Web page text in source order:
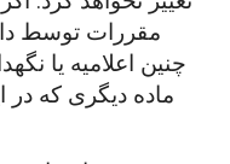
مقررات توسط
چنین اعلامیه یا
ماده دیگری که در